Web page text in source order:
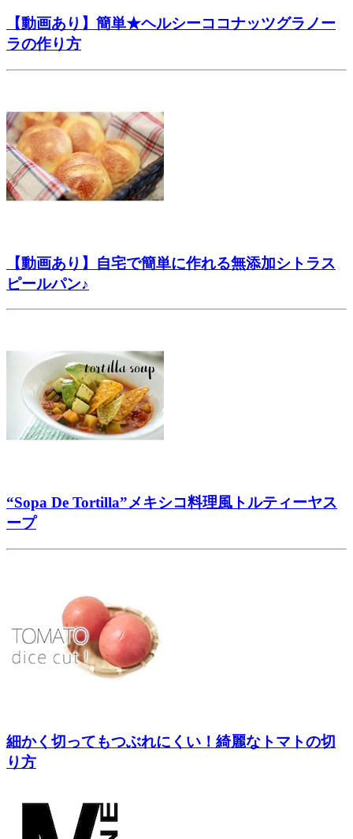
【動画あり】簡単★ヘルシーココナッツグラノー
ラの作り方
【動画あり】自宅で簡単に作れる無添加シトラス
ピールパン♪
“Sopa De Tortilla”メキシコ料理風トルティーヤス
ープ
細かく切ってもつぶれにくい！綺麗なトマトの切
り方